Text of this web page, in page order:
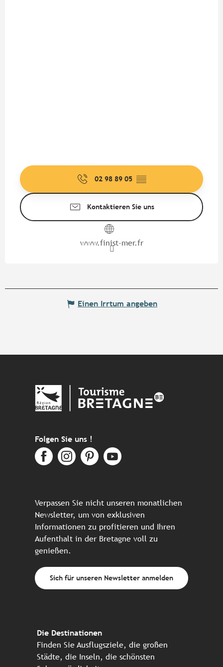
02 98 89 05 ▒▒
Kontaktieren Sie uns
www.finist-mer.fr
Einen Irrtum angeben
Folgen Sie uns !
Verpassen Sie nicht unseren monatlichen
Newsletter, um von exklusiven
Informationen zu profitieren und Ihren
Aufenthalt in der Bretagne voll zu
genießen.
Sich für unseren Newsletter anmelden
Die Destinationen
Finden Sie Ausflugsziele, die großen
Städte, die Inseln, die schönsten